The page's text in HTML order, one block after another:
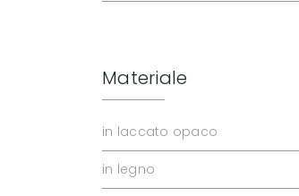
Materiale
in laccato opaco
in legno